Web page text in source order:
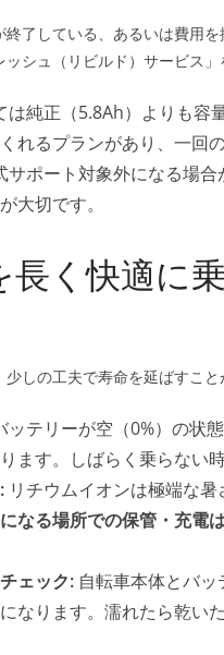
了している、あるいは費用
シュ（リビルド）サービス」
は純正（5.8Ah）よりも容
れるプランがあり、一回
サポート対象外になる場
大切です。
長く快適に
しの工夫で寿命を延ばすこと
ッテリーが空（0%）の状
ます。しばらく乗らない
リチウムイオンは極端な
なる場所での保管・充電
ェック: 自転車本体とバッ
なります。濡れたら乾い